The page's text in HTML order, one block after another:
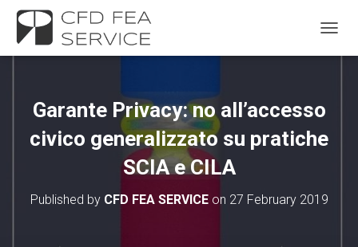
Garante Privacy: no all’accesso
civico generalizzato su pratiche
SCIA e CILA
Published by CFD FEA SERVICEon 27 February 2019